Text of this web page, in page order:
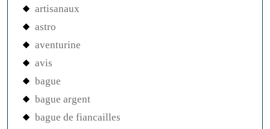
artisanaux
astro
aventurine
avis
bague
bague argent
bague de fiancailles